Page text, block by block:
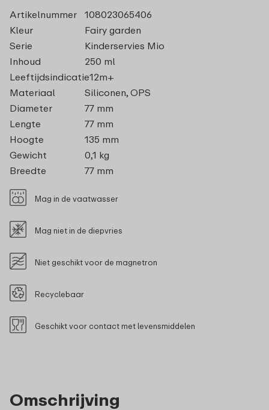
Omschrijving
Artikelnummer
108023065406
Kleur
Fairy garden
Serie
Kinderservies Mio
Inhoud
250 ml
Leeftijdsindicatie12m+
Materiaal
Siliconen, OPS
Diameter
77 mm
Lengte
77 mm
Hoogte
135 mm
Gewicht
0,1 kg
Breedte
77 mm
Mag in de vaatwasser
Mag niet in de diepvries
Niet geschikt voor de magnetron
Recyclebaar
Geschikt voor contact met levensmiddelen